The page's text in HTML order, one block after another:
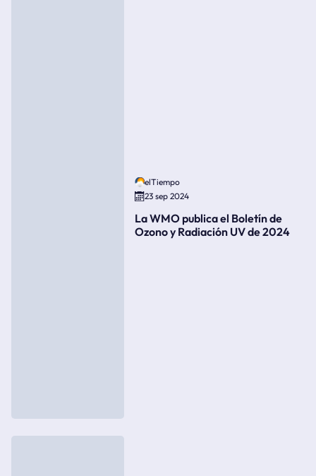
elTiempo
23 sep 2024
La WMO publica el Boletín de
Ozono y Radiación UV de 2024